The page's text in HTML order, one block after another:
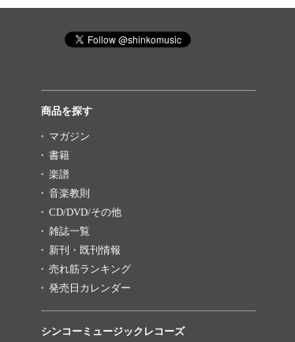
商品を探す
マガジン
書籍
楽譜
音楽教則
CD/DVD/その他
雑誌一覧
新刊・既刊情報
売れ筋ランキング
発売日カレンダー
シンコーミュージックレコーズ